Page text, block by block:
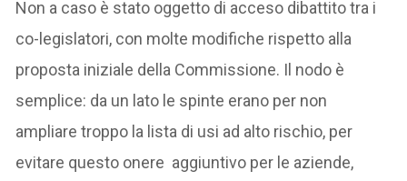
Non a caso è stato oggetto di acceso dibattito tra i
co-legislatori, con molte modifiche rispetto alla
proposta iniziale della Commissione. Il nodo è
semplice: da un lato le spinte erano per non
ampliare troppo la lista di usi ad alto rischio, per
evitare questo onere aggiuntivo per le aziende,